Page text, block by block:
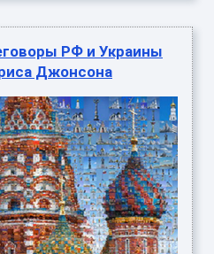
РФ и Украины
Джонсона